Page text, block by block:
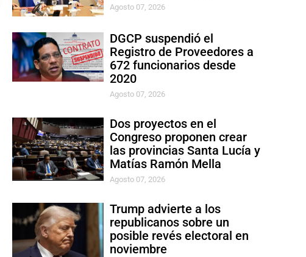
Agosto 07, 2026
DGCP suspendió el
Registro de Proveedores a
672 funcionarios desde
2020
Agosto 07, 2026
Dos proyectos en el
Congreso proponen crear
las provincias Santa Lucía y
Matías Ramón Mella
Agosto 07, 2026
Trump advierte a los
republicanos sobre un
posible revés electoral en
noviembre